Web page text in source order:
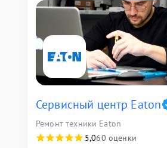
Сервисный центр Eaton
Ремонт техники Eaton
5,060 оценки